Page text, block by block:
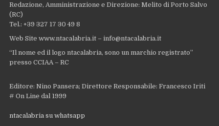
Redazione, Amministrazione e Direzione: Melito di Porto Salvo
(RC)
Tel.: +39 327 17 30 49 8
Web Site www.ntacalabria.it – info@ntacalabria.it
“Il nome ed il logo ntacalabria, sono un marchio registrato”
presso CCIAA – RC
Editore: Nino Pansera; Direttore Responsabile: Francesco Iriti
# On Line dal 1999
ntacalabria su whatsapp